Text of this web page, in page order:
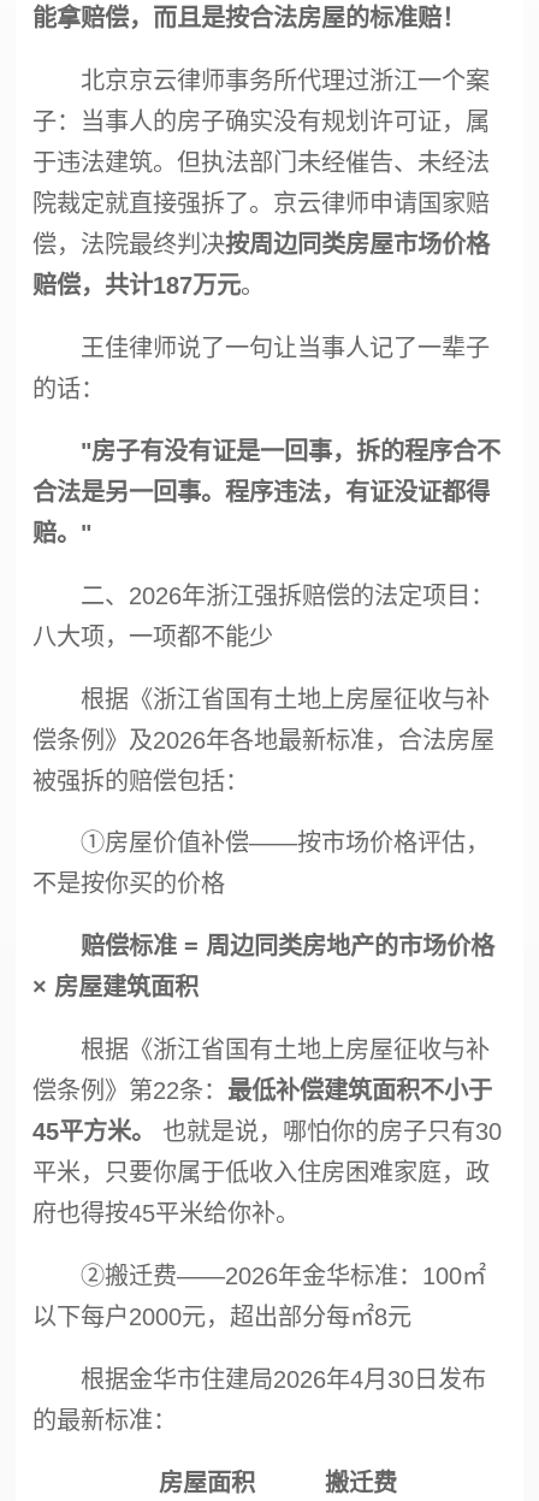
能拿赔偿，而且是按合法房屋的标准赔！
北京京云律师事务所代理过浙江一个案
子：当事人的房子确实没有规划许可证，属
于违法建筑。但执法部门未经催告、未经法
院裁定就直接强拆了。京云律师申请国家赔
偿，法院最终判决按周边同类房屋市场价格
赔偿，共计187万元。
王佳律师说了一句让当事人记了一辈子
的话：
"房子有没有证是一回事，拆的程序合不
合法是另一回事。程序违法，有证没证都得
赔。"
二、2026年浙江强拆赔偿的法定项目：
八大项，一项都不能少
根据《浙江省国有土地上房屋征收与补
偿条例》及2026年各地最新标准，合法房屋
被强拆的赔偿包括：
①房屋价值补偿——按市场价格评估，
不是按你买的价格
赔偿标准 = 周边同类房地产的市场价格
× 房屋建筑面积
根据《浙江省国有土地上房屋征收与补
偿条例》第22条： 最低补偿建筑面积不小于
45平方米。
也就是说，哪怕你的房子只有30
平米，只要你属于低收入住房困难家庭，政
府也得按45平米给你补。
②搬迁费——2026年金华标准：100㎡
以下每户2000元，超出部分每㎡8元
根据金华市住建局2026年4月30日发布
的最新标准：
房屋面积 搬迁费